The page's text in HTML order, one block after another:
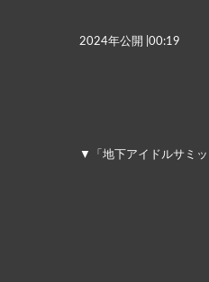
2024年公開 |00:19
▼「地下アイドルサミッ